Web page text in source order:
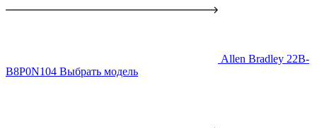
Allen Bradley 22B-
B8P0N104 Выбрать модель